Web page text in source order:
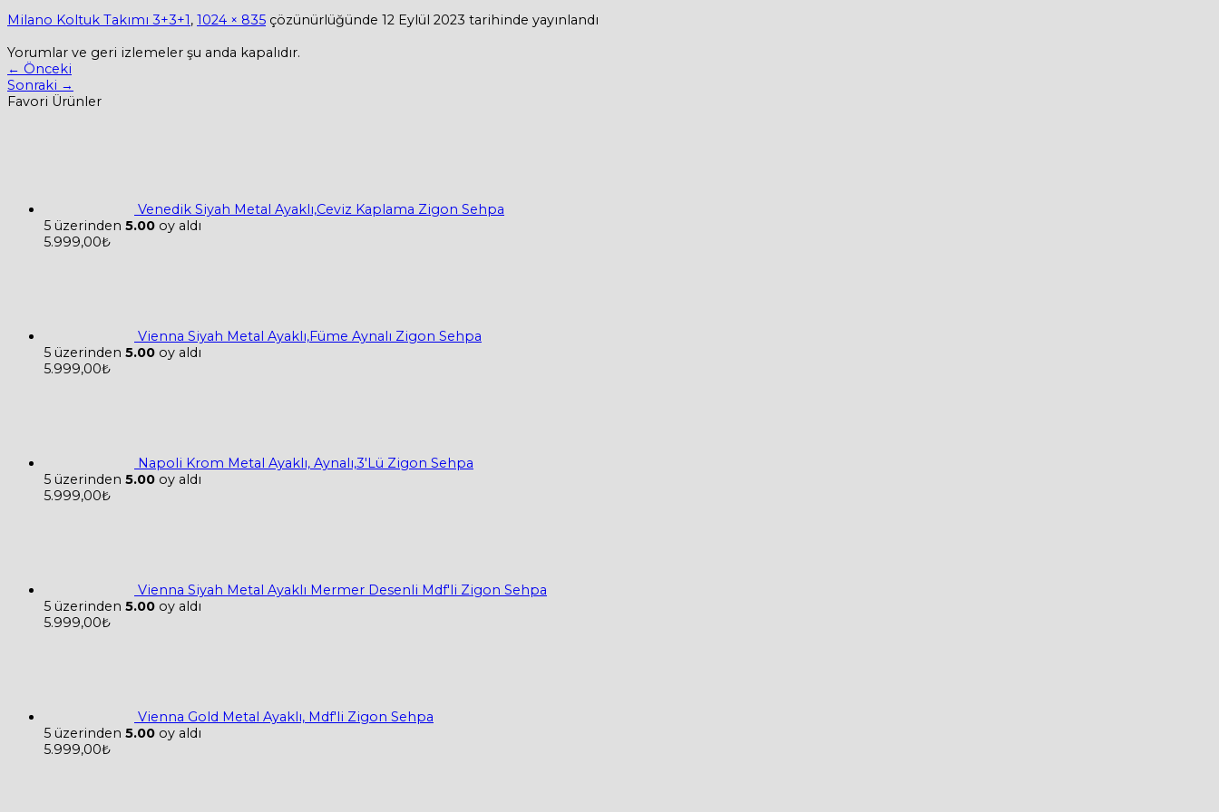
Milano Koltuk Takımı 3+3+1, 1024 × 835 çözünürlüğünde 12 Eylül 2023 tarihinde yayınlandı
Yorumlar ve geri izlemeler şu anda kapalıdır.
← Önceki
Sonraki →
Favori Ürünler
Venedik Siyah Metal Ayaklı,Ceviz Kaplama Zigon Sehpa
5 üzerinden 5.00 oy aldı
5.999,00₺
Vienna Siyah Metal Ayaklı,Füme Aynalı Zigon Sehpa
5 üzerinden 5.00 oy aldı
5.999,00₺
Napoli Krom Metal Ayaklı, Aynalı,3'Lü Zigon Sehpa
5 üzerinden 5.00 oy aldı
5.999,00₺
Vienna Siyah Metal Ayaklı Mermer Desenli Mdf'li Zigon Sehpa
5 üzerinden 5.00 oy aldı
5.999,00₺
Vienna Gold Metal Ayaklı, Mdf'li Zigon Sehpa
5 üzerinden 5.00 oy aldı
5.999,00₺